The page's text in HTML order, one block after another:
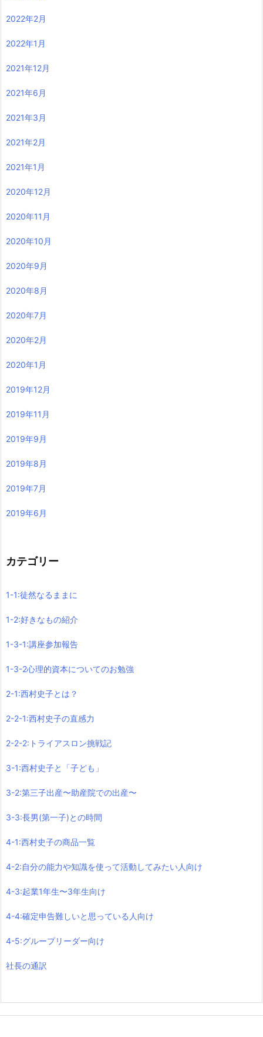
2022年2月
2022年1月
2021年12月
2021年6月
2021年3月
2021年2月
2021年1月
2020年12月
2020年11月
2020年10月
2020年9月
2020年8月
2020年7月
2020年2月
2020年1月
2019年12月
2019年11月
2019年9月
2019年8月
2019年7月
2019年6月
カテゴリー
1-1:徒然なるままに
1-2:好きなもの紹介
1-3-1:講座参加報告
1-3-2心理的資本についてのお勉強
2-1:西村史子とは？
2-2-1:西村史子の直感力
2-2-2:トライアスロン挑戦記
3-1:西村史子と「子ども」
3-2:第三子出産〜助産院での出産〜
3-3:長男(第一子)との時間
4-1:西村史子の商品一覧
4-2:自分の能力や知識を使って活動してみたい人向け
4-3:起業1年生〜3年生向け
4-4:確定申告難しいと思っている人向け
4-5:グループリーダー向け
社長の通訳